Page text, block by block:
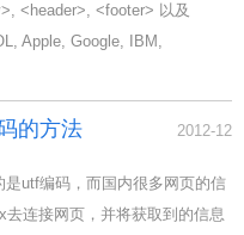
<header>, <footer> 以及
Apple, Google, IBM,
的方法 2012-12
utf编码，而国内很多网页的信
连接网页，并将获取到的信息